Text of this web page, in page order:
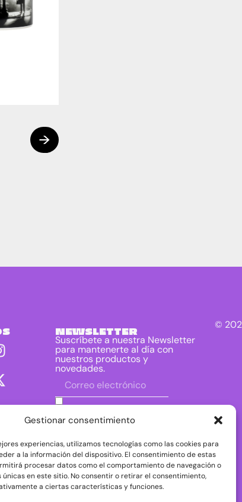
Gestionar consentimiento
experiencias, utilizamos tecnologías como las cookies para
a la información del dispositivo. El consentimiento de estas
procesar datos como el comportamiento de navegación o
en este sitio. No consentir o retirar el consentimiento,
a ciertas características y funciones.
NEWSLETTER
Suscríbete a nuestra Newsletter
para mantenerte al día con
nuestros productos y
novedades.
contenidas en la política de privacidad
sobre el tratamiento de mis datos para
DIRAC DIST, S.L. como responsable del
tratamiento tratará tus datos con la finalidad de
dar respuesta a tu consulta o petición. Puedes
acceder, rectificar y suprimir tus datos, así como
ejercer otros derechos consultando la
información adicional y detallada sobre
©